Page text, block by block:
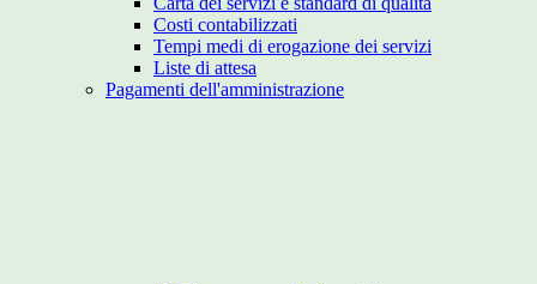
Costi contabilizzati
Tempi medi di erogazione dei servizi
Liste di attesa
Pagamenti dell'amministrazione